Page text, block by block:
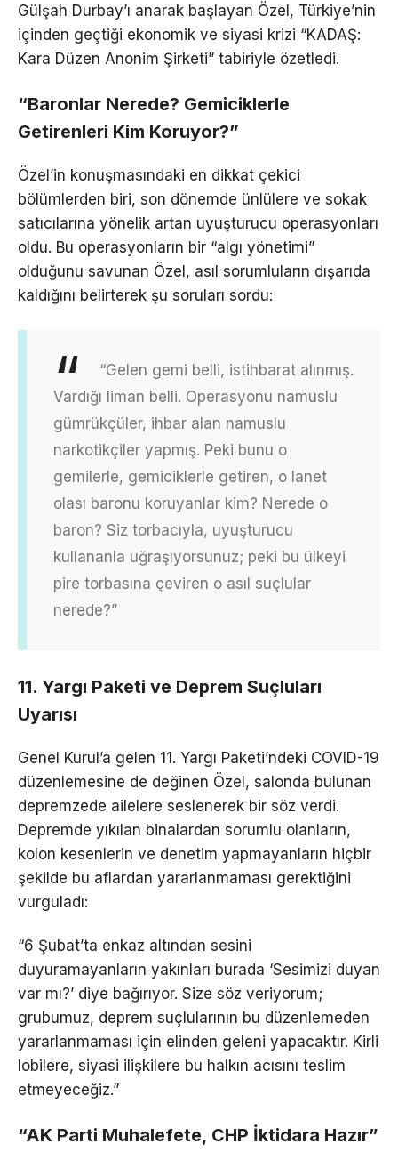
Gülşah Durbay’ı anarak başlayan Özel, Türkiye’nin
içinden geçtiği ekonomik ve siyasi krizi “KADAŞ:
Kara Düzen Anonim Şirketi” tabiriyle özetledi.
“Baronlar Nerede? Gemiciklerle
Getirenleri Kim Koruyor?”
Özel’in konuşmasındaki en dikkat çekici
bölümlerden biri, son dönemde ünlülere ve sokak
satıcılarına yönelik artan uyuşturucu operasyonları
oldu. Bu operasyonların bir “algı yönetimi”
olduğunu savunan Özel, asıl sorumluların dışarıda
kaldığını belirterek şu soruları sordu:
“Gelen gemi belli, istihbarat alınmış.
Vardığı liman belli. Operasyonu namuslu
gümrükçüler, ihbar alan namuslu
narkotikçiler yapmış. Peki bunu o
gemilerle, gemiciklerle getiren, o lanet
olası baronu koruyanlar kim? Nerede o
baron? Siz torbacıyla, uyuşturucu
kullananla uğraşıyorsunuz; peki bu ülkeyi
pire torbasına çeviren o asıl suçlular
nerede?”
11. Yargı Paketi ve Deprem Suçluları
Uyarısı
Genel Kurul’a gelen 11. Yargı Paketi’ndeki COVID-19
düzenlemesine de değinen Özel, salonda bulunan
depremzede ailelere seslenerek bir söz verdi.
Depremde yıkılan binalardan sorumlu olanların,
kolon kesenlerin ve denetim yapmayanların hiçbir
şekilde bu aflardan yararlanmaması gerektiğini
vurguladı:
“6 Şubat’ta enkaz altından sesini
duyuramayanların yakınları burada ‘Sesimizi duyan
var mı?’ diye bağırıyor. Size söz veriyorum;
grubumuz, deprem suçlularının bu düzenlemeden
yararlanmaması için elinden geleni yapacaktır. Kirli
lobilere, siyasi ilişkilere bu halkın acısını teslim
etmeyeceğiz.”
“AK Parti Muhalefete, CHP İktidara Hazır”